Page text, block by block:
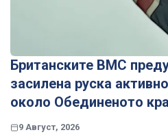
Британските ВМС
засилена руска
около Обединеното
9 Август, 2026